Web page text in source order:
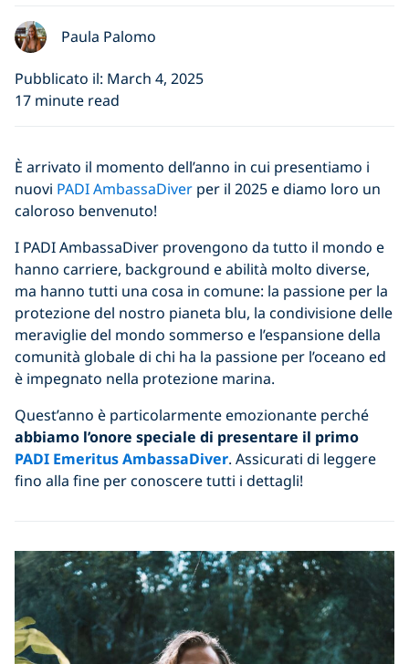
Paula Palomo
Pubblicato il: March 4, 2025
17 minute read
È arrivato il momento dell’anno in cui presentiamo i
nuovi PADI AmbassaDiver per il 2025 e diamo loro un
caloroso benvenuto!
I PADI AmbassaDiver provengono da tutto il mondo e
hanno carriere, background e abilità molto diverse,
ma hanno tutti una cosa in comune: la passione per la
protezione del nostro pianeta blu, la condivisione delle
meraviglie del mondo sommerso e l’espansione della
comunità globale di chi ha la passione per l’oceano ed
è impegnato nella protezione marina.
Quest’anno è particolarmente emozionante perché
abbiamo l’onore speciale di presentare il primo
PADI Emeritus AmbassaDiver. Assicurati di leggere
fino alla fine per conoscere tutti i dettagli!